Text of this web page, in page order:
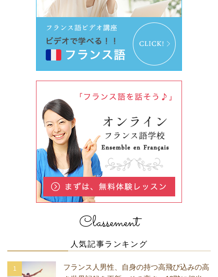
Classement
人気記事ランキング
フランス人男性、自身の持つ高飛び込みの高